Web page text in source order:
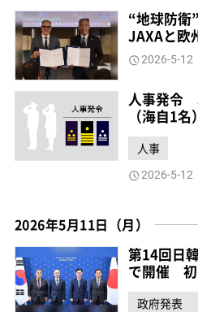
“地球防衛
JAXAと欧
2026-5-12
人事発令
（海自1名）
人事
2026-5-12
2026年5月11日（月）
第14回日
で開催 初
政府発表